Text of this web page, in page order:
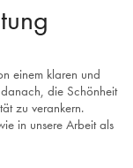
einem klaren und
die Schönheit
zu verankern.
in unsere Arbeit als